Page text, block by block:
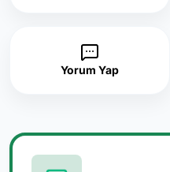
Yorum Yap